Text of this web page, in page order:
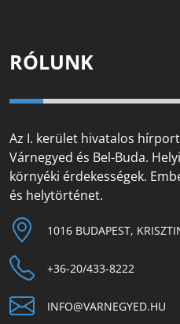
RÓLUNK
Az I. kerület hivatalos
Várnegyed és Bel-Buda.
környéki érdekességek.
és helytörténet.
1016 BUDAPEST,
+36-20/433-8222
INFO@VARNEGYED.HU